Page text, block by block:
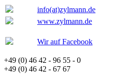
info(at)zylmann.de
www.zylmann.de
Wir auf Facebook
+49 (0) 46 42 - 96 55 - 0
+49 (0) 46 42 - 67 67